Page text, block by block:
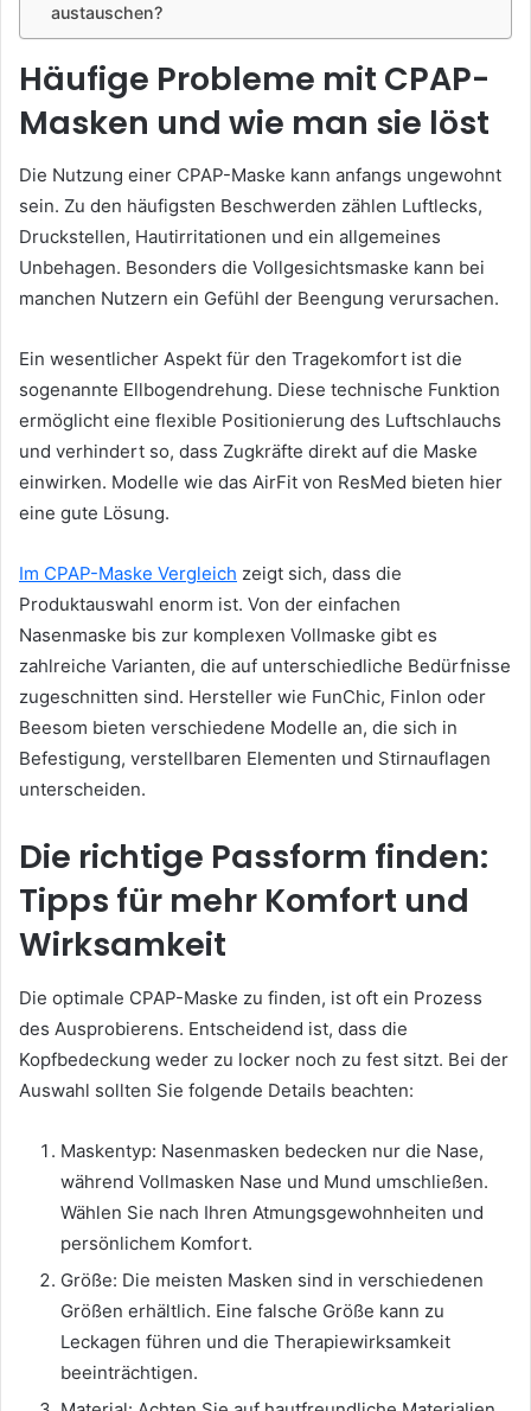
austauschen?
Häufige Probleme mit CPAP-
Masken und wie man sie löst
Die Nutzung einer CPAP-Maske kann anfangs ungewohnt
sein. Zu den häufigsten Beschwerden zählen Luftlecks,
Druckstellen, Hautirritationen und ein allgemeines
Unbehagen. Besonders die Vollgesichtsmaske kann bei
manchen Nutzern ein Gefühl der Beengung verursachen.
Ein wesentlicher Aspekt für den Tragekomfort ist die
sogenannte Ellbogendrehung. Diese technische Funktion
ermöglicht eine flexible Positionierung des Luftschlauchs
und verhindert so, dass Zugkräfte direkt auf die Maske
einwirken. Modelle wie das AirFit von ResMed bieten hier
eine gute Lösung.
Im CPAP-Maske Vergleich zeigt sich, dass die
Produktauswahl enorm ist. Von der einfachen
Nasenmaske bis zur komplexen Vollmaske gibt es
zahlreiche Varianten, die auf unterschiedliche Bedürfnisse
zugeschnitten sind. Hersteller wie FunChic, Finlon oder
Beesom bieten verschiedene Modelle an, die sich in
Befestigung, verstellbaren Elementen und Stirnauflagen
unterscheiden.
Die richtige Passform finden:
Tipps für mehr Komfort und
Wirksamkeit
Die optimale CPAP-Maske zu finden, ist oft ein Prozess
des Ausprobierens. Entscheidend ist, dass die
Kopfbedeckung weder zu locker noch zu fest sitzt. Bei der
Auswahl sollten Sie folgende Details beachten:
Maskentyp: Nasenmasken bedecken nur die Nase,
während Vollmasken Nase und Mund umschließen.
Wählen Sie nach Ihren Atmungsgewohnheiten und
persönlichem Komfort.
Größe: Die meisten Masken sind in verschiedenen
Größen erhältlich. Eine falsche Größe kann zu
Leckagen führen und die Therapiewirksamkeit
beeinträchtigen.